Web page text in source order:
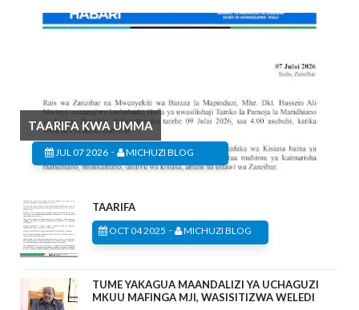
TAARIFA KWA UMMA
JUL 07 2026 - MICHUZI BLOG
TAARIFA
OCT 04 2025 - MICHUZI BLOG
TUME YAKAGUA MAANDALIZI YA UCHAGUZI
MKUU MAFINGA MJI, WASISITIZWA WELEDI